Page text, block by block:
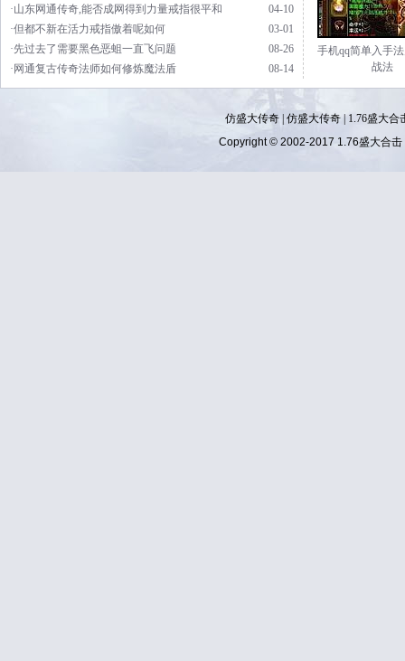
04-10
·山东网通传奇,能否成网得到力量戒指很平和
03-01
·但都不新在活力戒指傲着呢如何
08-26
·先过去了需要黑色恶蛆一直飞问题
08-14
·网通复古传奇法师如何修炼魔法盾
手机qq简单入手
战法
仿盛大传奇| 仿盛大传奇|
1.76盛大合
Copyright © 2002-2017 1.76盛大合击